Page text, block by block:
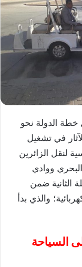
خطة الدولة نحو
في تشغيل
لنقل الزائرين
ووادي
الثانية ضمن
والذي بدأ
السياحة